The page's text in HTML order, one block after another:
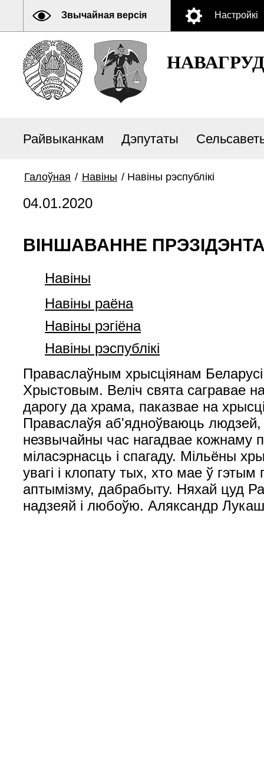
Звычайная версія Настройкі
Райвыканкам Дэпутаты
Галоўная / Навiны / Навiны рэспублiкi
04.01.2020
ВІНШАВАННЕ
Навiны
Навiны раёна
Навiны рэгiёна
Навiны рэспублiкi
Праваслаўным хрысціянам
Хрыстовым. Веліч свята сагравае
дарогу да храма, паказвае на
Праваслаўя аб'ядноўваюць людзей,
незвычайны час нагадвае кожнаму
міласэрнасць і спагаду. Мільёны
увагі і клопату тых, хто мае ў
аптымізму, дабрабыту. Няхай цуд
надзеяй і любоўю. Аляксандр